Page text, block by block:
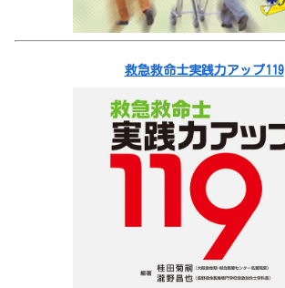
救急救命士実践力アップ119